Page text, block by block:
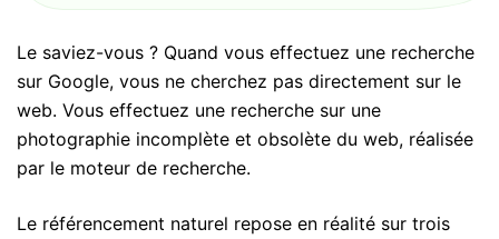
Le saviez-vous ? Quand vous effectuez une recherche
sur Google, vous ne cherchez pas directement sur le
web. Vous effectuez une recherche sur une
photographie incomplète et obsolète du web, réalisée
par le moteur de recherche.
Le référencement naturel repose en réalité sur trois